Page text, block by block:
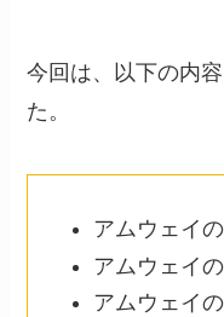
今回は、以下の内
た。
アムウェイ
アムウェイ
アムウェイ